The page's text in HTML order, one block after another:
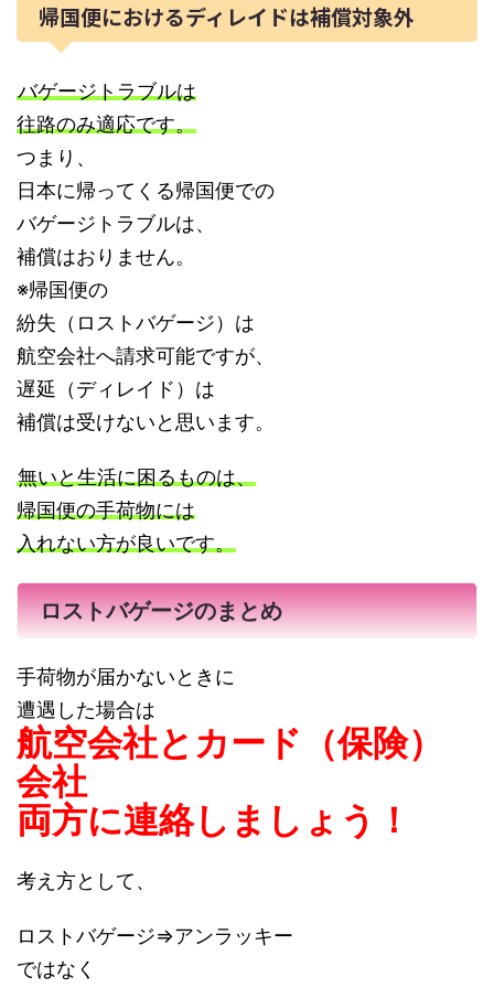
帰国便におけるディレイドは補償対象外
バゲージトラブルは
往路のみ適応です。
つまり、
日本に帰ってくる帰国便での
バゲージトラブルは、
補償はおりません。
※帰国便の
紛失（ロストバゲージ）は
航空会社へ請求可能ですが、
遅延（ディレイド）は
補償は受けないと思います。
無いと生活に困るものは、
帰国便の手荷物には
入れない方が良いです。
ロストバゲージのまとめ
手荷物が届かないときに
遭遇した場合は
航空会社とカード（保険）
会社
両方に連絡しましょう！
考え方として、
ロストバゲージ⇒アンラッキー
ではなく